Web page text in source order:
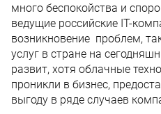
много беспокойства и
ведущие российские IT-
возникновение проблем,
услуг в стране на
развит, хотя облачные
проникли в бизнес,
выгоду в ряде случаев